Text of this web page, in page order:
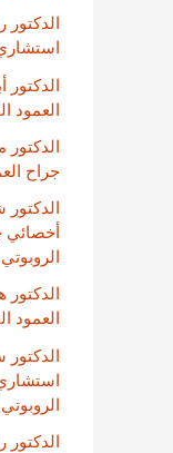
العمود
جراح
أخصائي
العمود